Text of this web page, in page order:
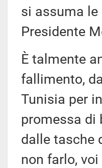
si assuma le
Presidente
È talmente
fallimento,
Tunisia per
promessa di
dalle tasche
non farlo,